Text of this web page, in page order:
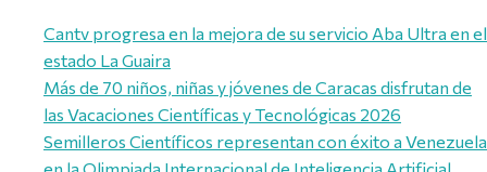
Cantv progresa en la mejora de su servicio Aba Ultra en el
estado La Guaira
Más de 70 niños, niñas y jóvenes de Caracas disfrutan de
las Vacaciones Científicas y Tecnológicas 2026
Semilleros Científicos representan con éxito a Venezuela